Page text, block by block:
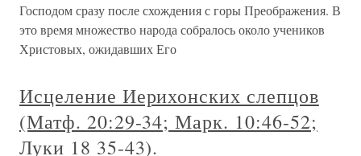
Господом сразу после схождения с горы Преображения. В
это время множество народа собралось около учеников
Христовых, ожидавших Его
Исцеление Иерихонских слепцов
(Матф. 20:29-34; Марк. 10:46-52;
Луки 18 35-43).